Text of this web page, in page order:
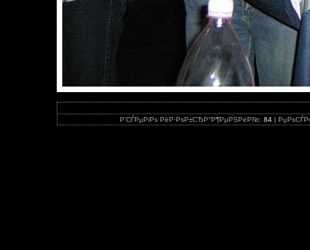
Р’СЃРµРіРѕ РёР·РѕР±СЂР°Р¶РµРЅРёР№: 84 |